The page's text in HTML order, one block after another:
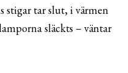
stigar tar slut, i värmen
släckts – väntar